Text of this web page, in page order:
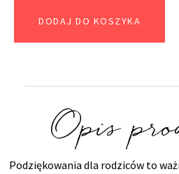
DODAJ DO KOSZYKA
Opis
Podziękowania dla rodziców to